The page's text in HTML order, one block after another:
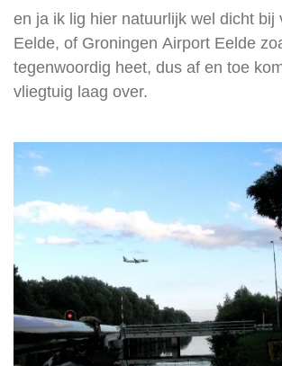
en ja ik lig hier natuurlijk wel dicht bij
Eelde, of Groningen Airport Eelde
tegenwoordig heet, dus af en toe
vliegtuig laag over.